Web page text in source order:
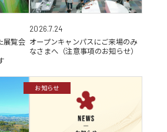
展覧会
2026.7.24
オープンキャンパスにご来場のみ
なさまへ（注意事項のお知らせ）
お知らせ